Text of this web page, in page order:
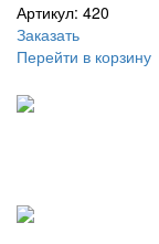
Артикул: 420
Заказать
Перейти в корзину